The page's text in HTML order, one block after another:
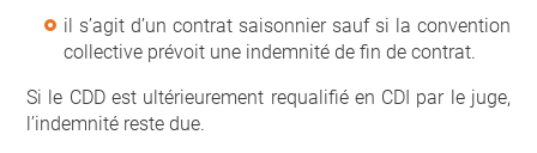
il s’agit d’un contrat saisonnier sauf si la convention
collective prévoit une indemnité de fin de contrat.
Si le CDD est ultérieurement requalifié en CDI par le juge,
l’indemnité reste due.